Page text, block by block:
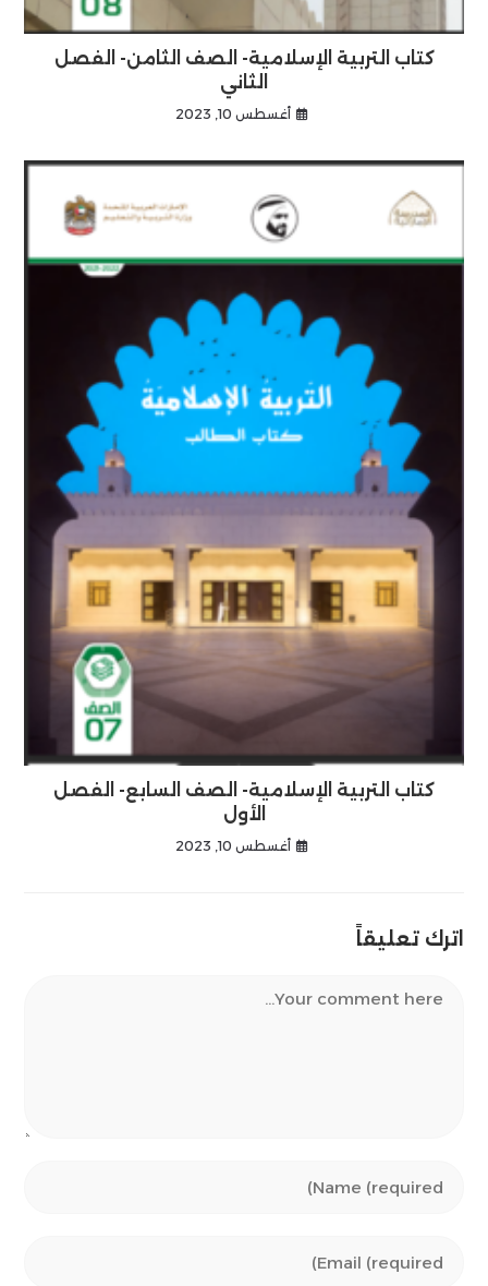
كتاب التربية الإسلامية- الصف الثامن- الفصل
الثاني
أغسطس 10, 2023
كتاب التربية الإسلامية- الصف السابع- الفصل
الأول
أغسطس 10, 2023
اترك تعليقاً
your
your